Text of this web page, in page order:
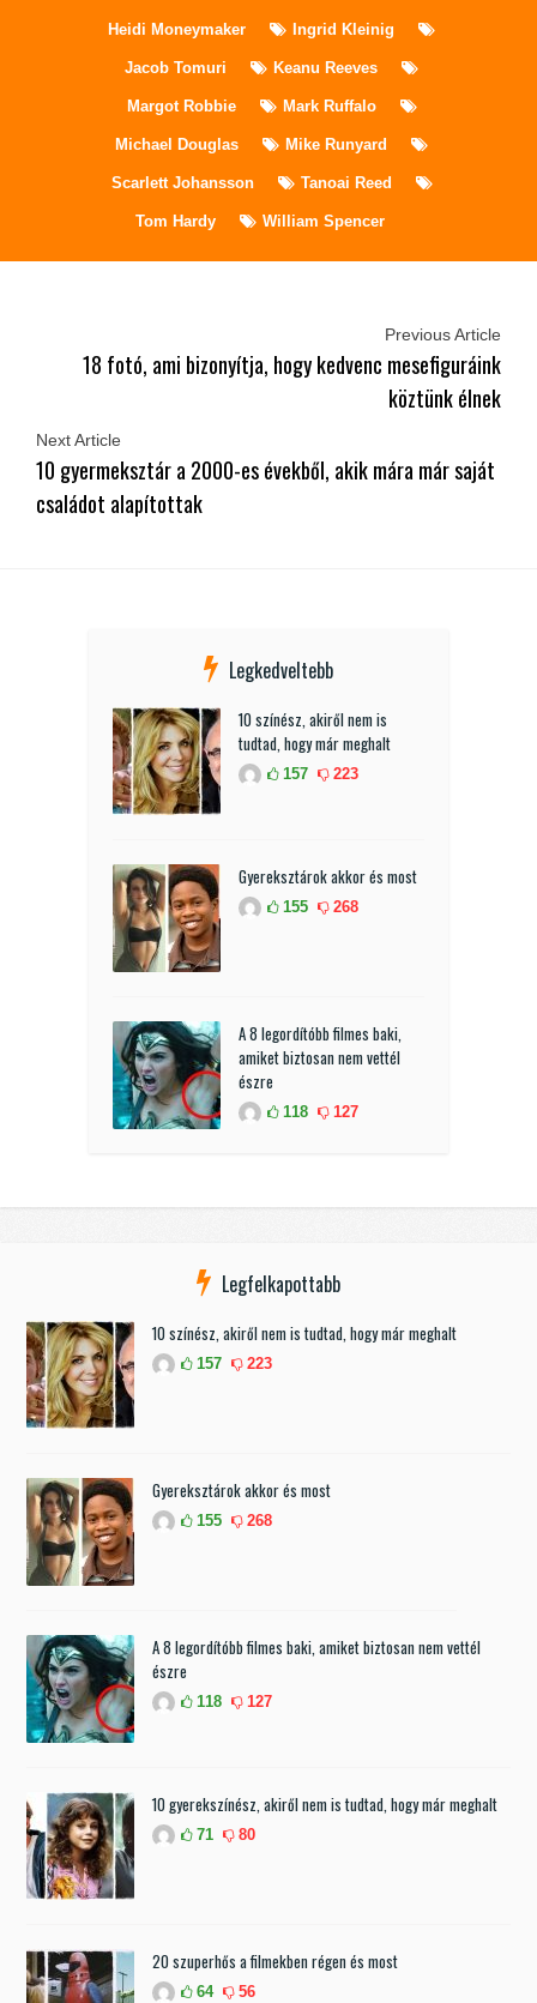
Heidi Moneymaker Ingrid Kleinig
Jacob Tomuri Keanu Reeves
Margot Robbie Mark Ruffalo
Michael Douglas Mike Runyard
Scarlett Johansson Tanoai Reed
Tom Hardy William Spencer
Previous Article
18 fotó, ami bizonyítja, hogy kedvenc mesefiguráink
köztünk élnek
Next Article
10 gyermeksztár a 2000-es évekből, akik mára már saját
családot alapítottak
Legkedveltebb
10 színész, akiről nem is
tudtad, hogy már meghalt
157 223
Gyereksztárok akkor és most
155 268
A 8 legordítóbb filmes baki,
amiket biztosan nem vettél
észre
118 127
Legfelkapottabb
10 színész, akiről nem is tudtad, hogy már meghalt
157 223
Gyereksztárok akkor és most
155 268
A 8 legordítóbb filmes baki, amiket biztosan nem vettél
észre
118 127
10 gyerekszínész, akiről nem is tudtad, hogy már meghalt
71 80
20 szuperhős a filmekben régen és most
64 56